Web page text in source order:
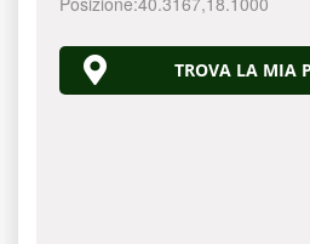
TROVA LA MIA